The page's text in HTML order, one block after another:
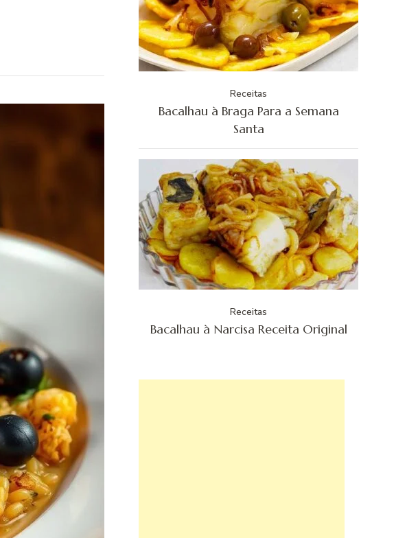
Receitas
Bacalhau à Braga Para a Semana
Santa
Receitas
Bacalhau à Narcisa Receita Original